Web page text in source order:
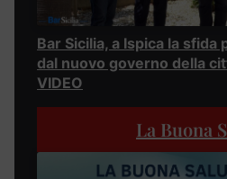
Bar Sicilia, a Ispica la sfida
dal nuovo governo della
VIDEO
La Buona